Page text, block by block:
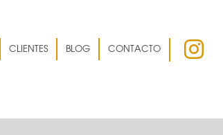
CLIENTES BLOG CONTACTO